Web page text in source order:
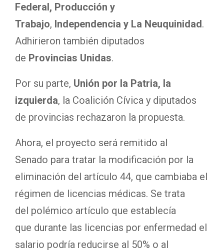
Federal, Producción y
Trabajo, Independencia y La Neuquinidad.
Adhirieron también diputados
de Provincias Unidas.
Por su parte, Unión por la Patria, la
izquierda, la Coalición Cívica y diputados
de provincias rechazaron la propuesta.
Ahora, el proyecto será remitido al
Senado para tratar la modificación por la
eliminación del artículo 44, que cambiaba el
régimen de licencias médicas. Se trata
del polémico artículo que establecía
que durante las licencias por enfermedad el
salario podría reducirse al 50% o al